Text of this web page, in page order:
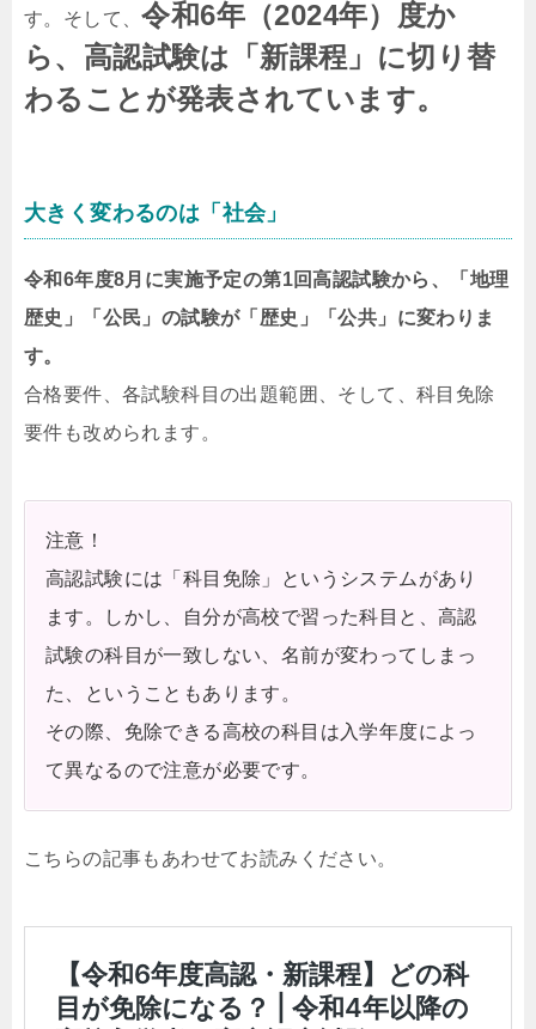
す。そして、令和6年（2024年）度か
ら、高認試験は「新課程」に切り替
わることが発表されています。
大きく変わるのは「社会」
令和6年度8月に実施予定の第1回高認試験から、「地理
歴史」「公⺠」の試験が「歴史」「公共」に変わりま
す。
合格要件、各試験科目の出題範囲、そして、科目免除
要件も改められます。
注意！
高認試験には「科目免除」というシステムがあり
ます。しかし、自分が高校で習った科目と、高認
試験の科目が一致しない、名前が変わってしまっ
た、ということもあります。
その際、免除できる高校の科目は入学年度によっ
て異なるので注意が必要です。
こちらの記事もあわせてお読みください。